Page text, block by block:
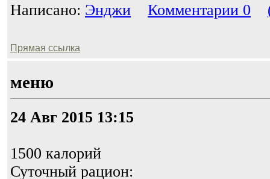
Написано: Энджи Комментарии 0
Прямая ссылка
меню
24 Авг 2015 13:15
1500 калорий
Суточный рацион: